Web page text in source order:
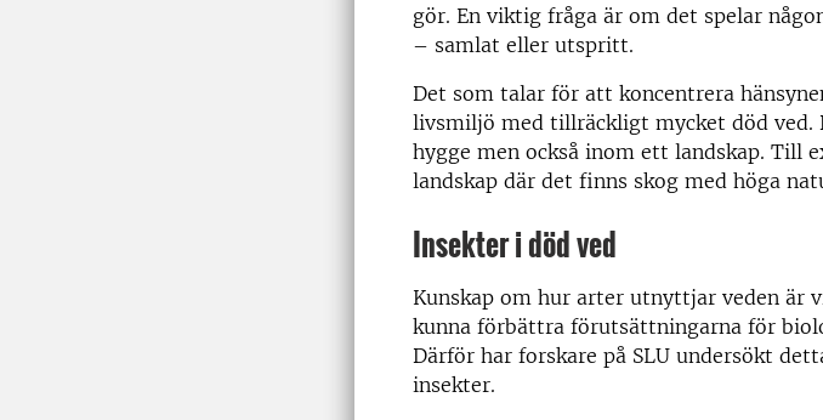
gör. En viktig fråga är om det spelar
– samlat eller utspritt.
Det som talar för att koncentrera
livsmiljö med tillräckligt mycket död ved.
hygge men också inom ett landskap. Till
landskap där det finns skog med höga
Insekter i död ved
Kunskap om hur arter utnyttjar veden är
kunna förbättra förutsättningarna för
Därför har forskare på SLU undersökt
insekter.